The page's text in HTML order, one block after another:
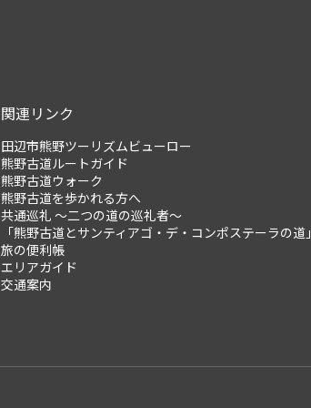
関連リンク
田辺市熊野ツーリズムビューロー
熊野古道ルートガイド
熊野古道ウォーク
熊野古道を歩かれる方へ
共通巡礼 ～二つの道の巡礼者～
「熊野古道とサンティアゴ・デ・コンポステーラの道」
旅の便利帳
エリアガイド
交通案内